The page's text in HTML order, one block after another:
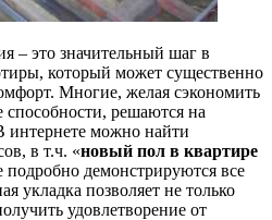
– это значительный шаг в
который может существенно
Многие, желая сэкономить
способности, решаются на
интернете можно найти
в т.ч. «новый пол в квартире
подробно демонстрируются все
укладка позволяет не только
удовлетворение от